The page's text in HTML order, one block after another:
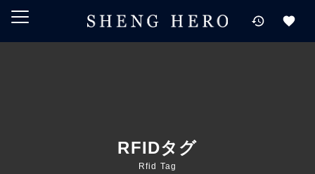
メインコンテンツにスキップ
RFIDタグ
Rfid Tag